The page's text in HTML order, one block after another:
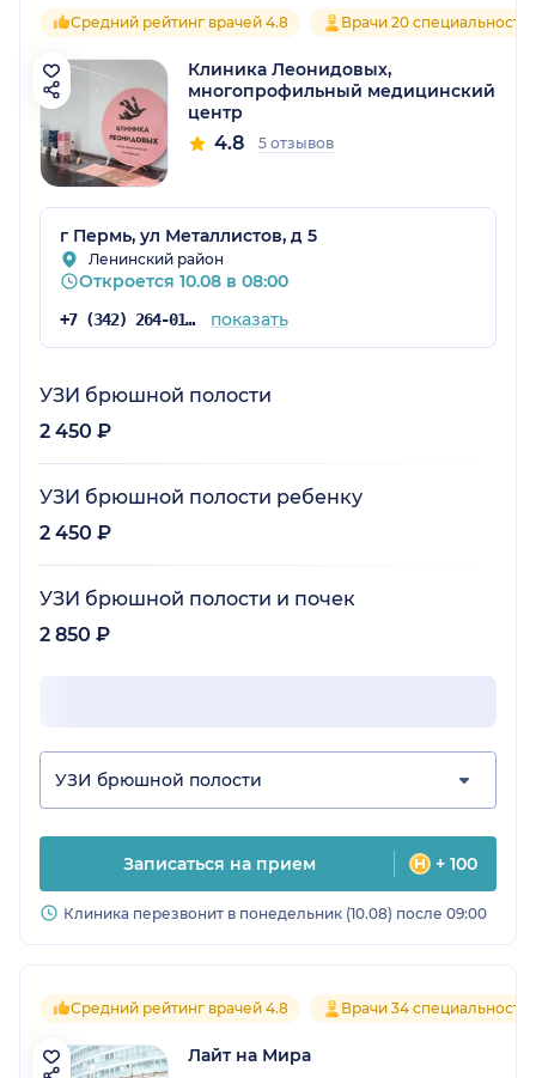
Средний рейтинг врачей 4.8 Врачи 20
Клиника Леонидовых,
многопрофильный медицинский
центр
4.8 5 отзывов
г Пермь, ул Металлистов, д 5
Ленинский район
Откроется 10.08 в 08:00
+7 (342) 264-01-53 показать
УЗИ брюшной полости
2 450 ₽
УЗИ брюшной полости ребенку
2 450 ₽
УЗИ брюшной полости и почек
2 850 ₽
УЗИ брюшной полости
Записаться на прием + 100
Клиника перезвонит в понедельник (10.08) после 09:00
Средний рейтинг врачей 4.8 Врачи 34
Лайт на Мира